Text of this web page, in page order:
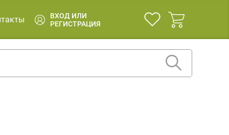
ВХОД ИЛИ
РЕГИСТРАЦИЯ